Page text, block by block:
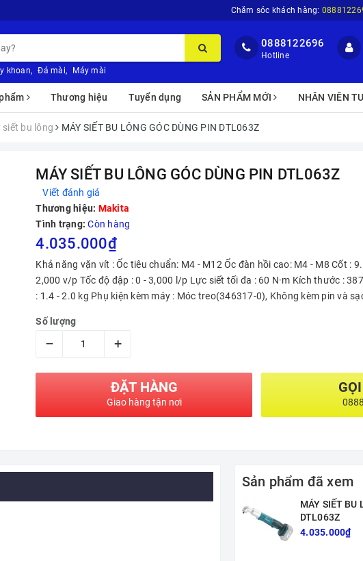
Chăm sóc khách hàng:
khoan, Đá mài, Máy mài
0888122696
Hotline
Thương hiệu Tuyển dụng SẢN PHẨM MỚI NHÂN VIÊN
siết bu lông MÁY SIẾT BU LÔNG GÓC DÙNG PIN DTL063Z
MÁY SIẾT BU LÔNG GÓC DÙNG PIN DTL063Z
Viết đánh giá
Thương hiệu: Makita
Tình trạng: Còn hàng
4.035.000₫
Khả năng vặn vít : Ốc tiêu chuẩn: M4 - M12 Ốc đàn hồi cao: M4 - M8 Cốt :
2,000 v/p Tốc độ đập : 0 - 3,000 l/p Lực siết tối đa : 60 N·m Kích thước :
: 1.4 - 2.0 kg Phụ kiện kèm máy : Móc treo(346317-0), Không kèm pin và
Số lượng
– +
ĐẶT HÀNG
Giao hàng tận nơi
Sản phẩm đã xem
MÁY SIẾT BU
DTL063Z
4.035.000₫